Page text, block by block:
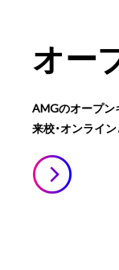
オー
AMGのオープン
来校・オンライ